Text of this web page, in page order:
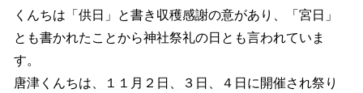
くんちは「供日」と書き収穫感謝の意があり、「宮日」
とも書かれたことから神社祭礼の日とも言われていま
す。
唐津くんちは、１１月２日、３日、４日に開催され祭り